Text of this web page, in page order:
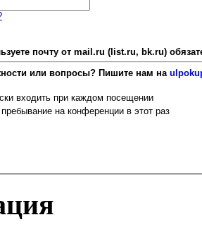
почту от mail.ru (list.ru, bk.ru)
или вопросы? Пишите нам на
входить при каждом посещении
на конференции в этот раз